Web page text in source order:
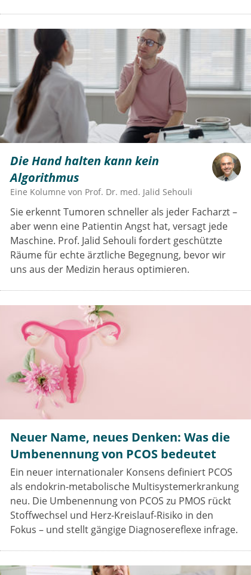
Die Hand halten kann kein
Algorithmus
Eine Kolumne von Prof. Dr. med. Jalid Sehouli
Sie erkennt Tumoren schneller als jeder Facharzt –
aber wenn eine Patientin Angst hat, versagt jede
Maschine. Prof. Jalid Sehouli fordert geschützte
Räume für echte ärztliche Begegnung, bevor wir
uns aus der Medizin heraus optimieren.
Neuer Name, neues Denken: Was die
Umbenennung von PCOS bedeutet
Ein neuer internationaler Konsens definiert PCOS
als endokrin-metabolische Multisystemerkrankung
neu. Die Umbenennung von PCOS zu PMOS rückt
Stoffwechsel und Herz-Kreislauf-Risiko in den
Fokus – und stellt gängige Diagnosereflexe infrage.